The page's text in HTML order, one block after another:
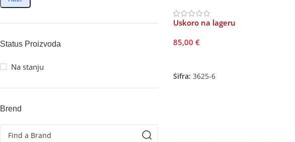
Status Proizvoda
Na stanju
Brend
Uskoro na lageru
85,00 €
Šifra: 3625-6